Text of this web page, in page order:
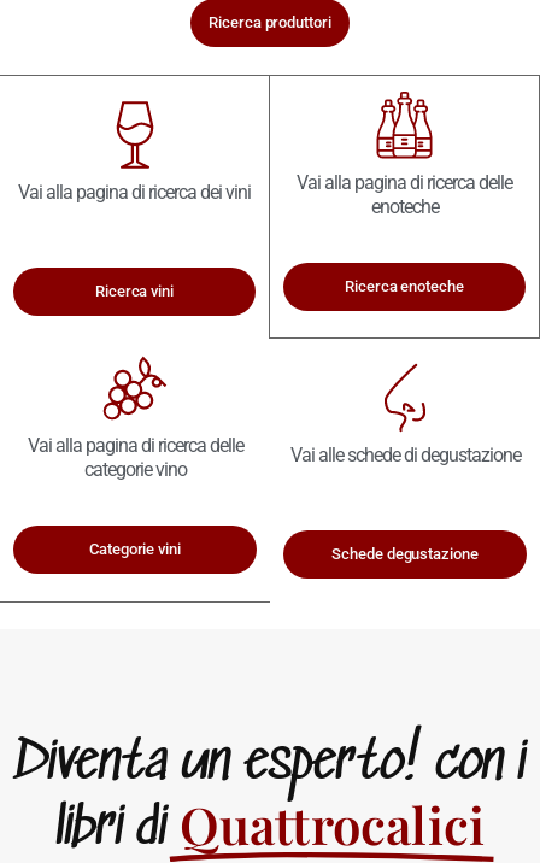
Ricerca produttori
Vai alla pagina di ricerca dei vini
Ricerca vini
Vai alla pagina di ricerca delle
enoteche
Ricerca enoteche
Vai alla pagina di ricerca delle
categorie vino
Categorie vini
Vai alle schede di degustazione
Schede degustazione
Diventa un esperto! con i
libri di Quattrocalici